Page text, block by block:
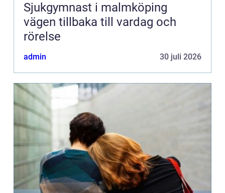
Sjukgymnast i malmköping
vägen tillbaka till vardag och
rörelse
admin 30 juli 2026